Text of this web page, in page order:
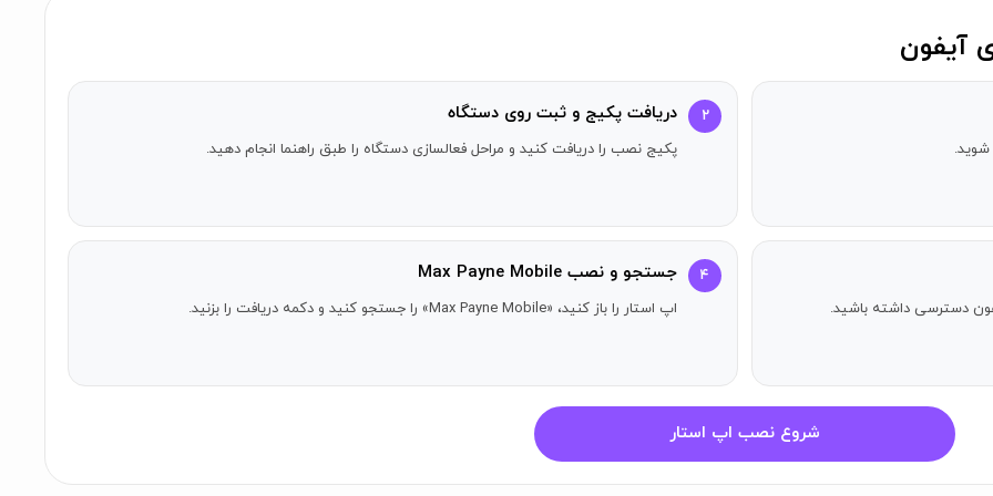
می‌کنیم که سلاح‌هایی در موجودی‌تان داشته باشید؛ زیرا شما با مجموعه سلاح‌های فعلی خود به سطح جدید وارد خواهید شد.
شوید.
۲ دریافت پکیج و ثبت روی دستگاه
پکیج نصب را دریافت کنید و مراحل فعالسازی دستگاه را طبق راهنما انجام دهید.
دسترسی داشته باشید.
۴ جستجو و نصب Max Payne Mobile
اپ استار را باز کنید، «Max Payne Mobile» را جستجو کنید و دکمه دریافت را بزنید.
شروع نصب اپ استار